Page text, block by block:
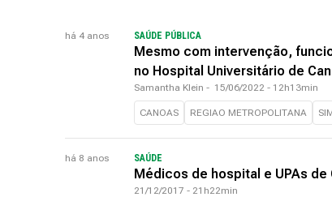
há 4 anos SAÚDE PÚBLICA
Mesmo com intervenção,
no Hospital Universitário de
Samantha Klein - 15/06/2022 - 12h13min
CANOAS REGIAO METROPOLITANA
há 8 anos SAÚDE
Médicos de hospital e UPAs
21/12/2017 - 21h22min